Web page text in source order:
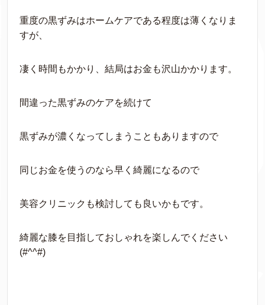
重度の黒ずみはホームケアである程度は薄くなりま
すが、
凄く時間もかかり、結局はお金も沢山かかります。
間違った黒ずみのケアを続けて
黒ずみが濃くなってしまうこともありますので
同じお金を使うのなら早く綺麗になるので
美容クリニックも検討しても良いかもです。
綺麗な膝を目指しておしゃれを楽しんでください
(#^^#)